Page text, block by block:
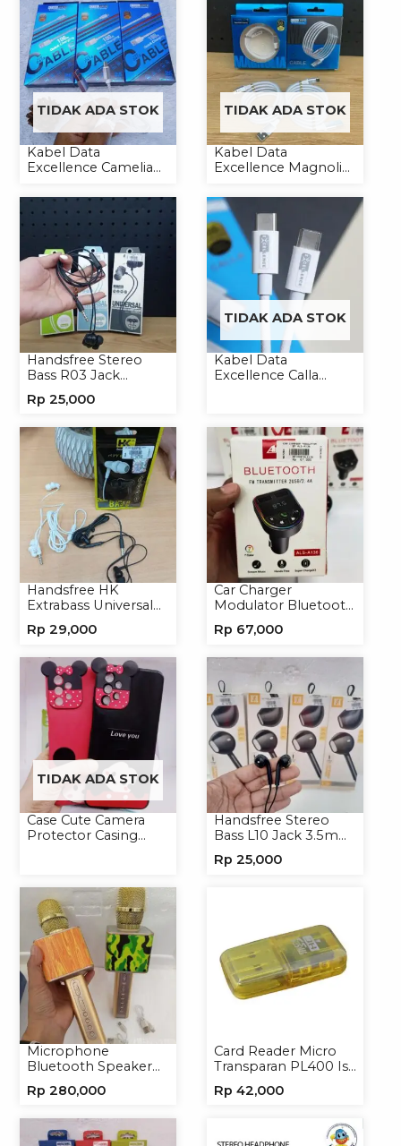
TIDAK ADA STOK
Kabel Data
Excellence Camelia
C
TIDAK ADA STOK
Kabel Data
Excellence Magnolia
Kabel Magnet
Handsfree Stereo
Bass R03 Jack
Headset Earphone
Rp 25,000
TIDAK ADA STOK
Kabel Data
Excellence Calla
Handsfree HK
Extrabass Universal
Earphone Headset
Rp 29,000
Car Charger
Modulator Bluetooth
Handphone
Rp 67,000
TIDAK ADA STOK
Case Cute Camera
Protector Casing
Handsfree Stereo
Bass L10 Jack 3.5mm
Headphone
Rp 25,000
Microphone
Bluetooth Speaker
Mikrofon Wireless
Rp 280,000
Card Reader Micro
Transparan PL400 Isi
Rp 42,000